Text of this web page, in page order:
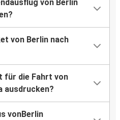
von Berlin
von Berlin nach
für die Fahrt von
ausdrucken?
vonBerlin